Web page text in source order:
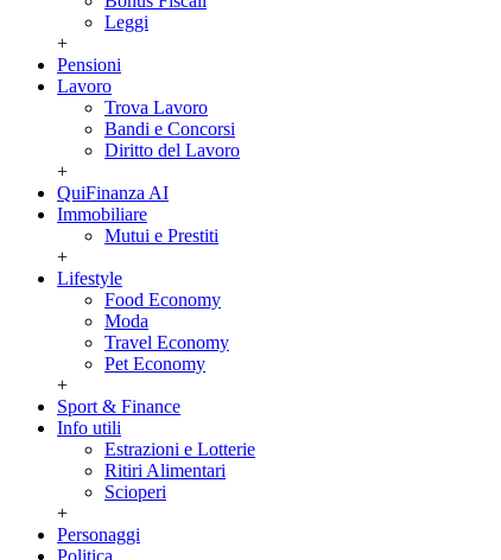
Leggi
+
Pensioni
Lavoro
Trova Lavoro
Bandi e Concorsi
Diritto del Lavoro
+
QuiFinanza AI
Immobiliare
Mutui e Prestiti
+
Lifestyle
Food Economy
Moda
Travel Economy
Pet Economy
+
Sport & Finance
Info utili
Estrazioni e Lotterie
Ritiri Alimentari
Scioperi
+
Personaggi